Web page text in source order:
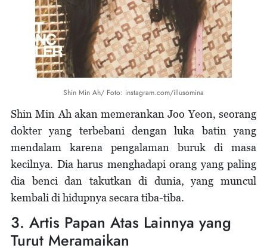
Shin Min Ah/ Foto: instagram.com/illusomina
Shin Min Ah akan memerankan Joo Yeon, seorang
dokter yang terbebani dengan luka batin yang
mendalam karena pengalaman buruk di masa
kecilnya. Dia harus menghadapi orang yang paling
dia benci dan takutkan di dunia, yang muncul
kembali di hidupnya secara tiba-tiba.
3. Artis Papan Atas Lainnya yang
Turut Meramaikan